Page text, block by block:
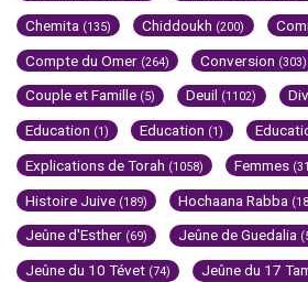
Chemita (135) Chiddoukh (200)
Compte du Omer (264) Conversion (303)
Couple et Famille (5) Deuil (1102)
Education (1) Education (1)
Explications de Torah (1058) Femmes
Histoire Juive (189) Hochaana Rabba
Jeûne d'Esther (69) Jeûne de Guedalia
Jeûne du 10 Tévet (74) Jeûne du 17